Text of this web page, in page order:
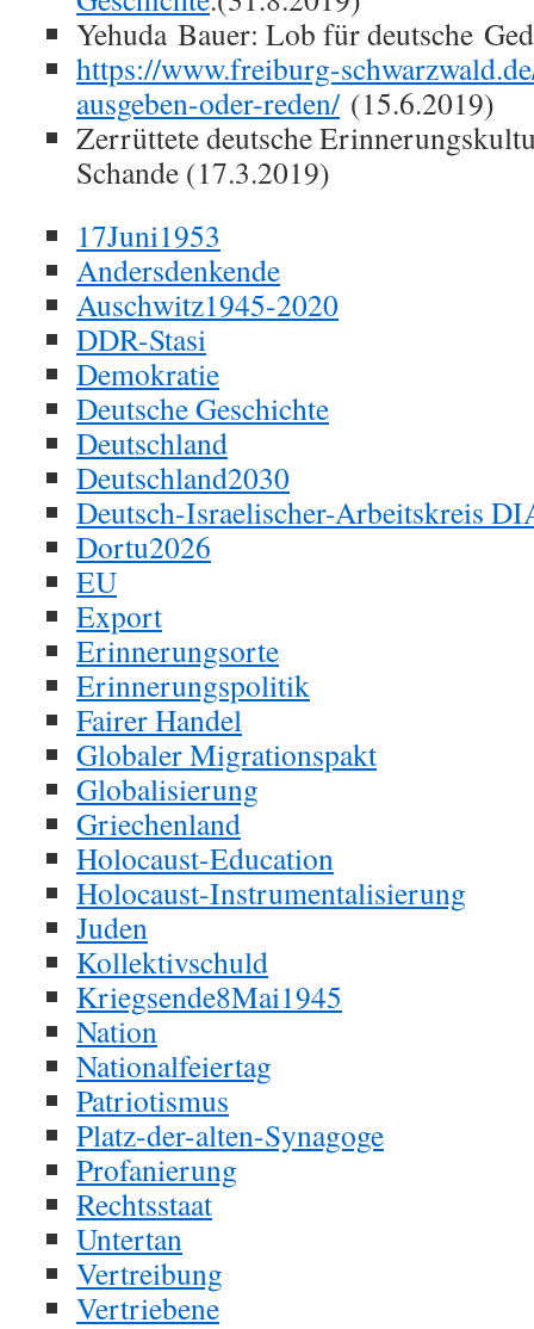
Yehuda Bauer: Lob für deutsche
https://www.freiburg-
ausgeben-oder-reden/(15.6.2019)
Zerrüttete deutsche
Schande (17.3.2019)
17Juni1953
Andersdenkende
Auschwitz1945-2020
DDR-Stasi
Demokratie
Deutsche Geschichte
Deutschland
Deutschland2030
Deutsch-Israelischer-Arbeitskreis
Dortu2026
EU
Export
Erinnerungsorte
Erinnerungspolitik
Fairer Handel
Globaler Migrationspakt
Globalisierung
Griechenland
Holocaust-Education
Holocaust-Instrumentalisierung
Juden
Kollektivschuld
Kriegsende8Mai1945
Nation
Nationalfeiertag
Patriotismus
Platz-der-alten-Synagoge
Profanierung
Rechtsstaat
Untertan
Vertreibung
Vertriebene